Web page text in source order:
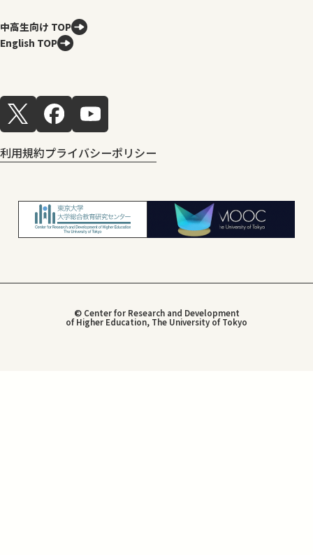
中高生向け TOP
English TOP
利用規約プライバシーポリシー
© Center for Research and Development
of Higher Education, The University of Tokyo